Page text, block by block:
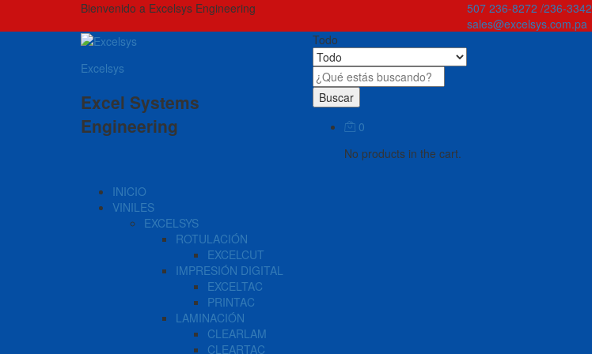
Bienvenido a Excelsys Engineering
507 236-8272 /236-3342
sales@excelsys.com.pa
Excelsys
Excel Systems
Engineering
Todo
Buscar
0
No products in the cart.
INICIO
VINILES
EXCELSYS
ROTULACIÓN
EXCELCUT
IMPRESIÓN DIGITAL
EXCELTAC
PRINTAC
LAMINACIÓN
CLEARLAM
CLEARTAC